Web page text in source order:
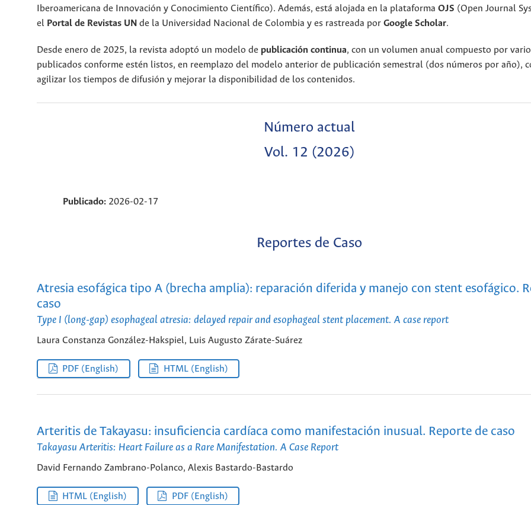
Iberoamericana de Innovación y Conocimiento Científico). Además, está alojada en la plataforma OJS (Open Journal
el Portal de Revistas UN de la Universidad Nacional de Colombia y es rastreada por Google Scholar.
Desde enero de 2025, la revista adoptó un modelo de publicación continua, con un volumen anual compuesto por
publicados conforme estén listos, en reemplazo del modelo anterior de publicación semestral (dos números por año),
agilizar los tiempos de difusión y mejorar la disponibilidad de los contenidos.
Número actual
Vol. 12 (2026)
Publicado: 2026-02-17
Reportes de Caso
Atresia esofágica tipo A (brecha amplia): reparación diferida y manejo con stent esofágico.
caso
Type I (long-gap) esophageal atresia: delayed repair and esophageal stent placement. A case report
Laura Constanza González-Hakspiel, Luis Augusto Zárate-Suárez
PDF (English) HTML (English)
Arteritis de Takayasu: insuficiencia cardíaca como manifestación inusual. Reporte de caso
Takayasu Arteritis: Heart Failure as a Rare Manifestation. A Case Report
David Fernando Zambrano-Polanco, Alexis Bastardo-Bastardo
HTML (English) PDF (English)